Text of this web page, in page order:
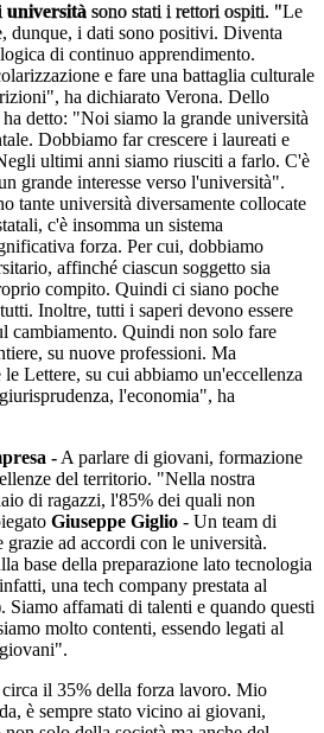
università sono stati i rettori ospiti. "Le
dunque, i dati sono positivi. Diventa
di continuo apprendimento.
e fare una battaglia culturale
ha dichiarato Verona. Dello
detto: "Noi siamo la grande università
Dobbiamo far crescere i laureati e
ultimi anni siamo riusciti a farlo. C'è
grande interesse verso l'università".
tante università diversamente collocate
c'è insomma un sistema
forza. Per cui, dobbiamo
affinché ciascun soggetto sia
compito. Quindi ci siano poche
Inoltre, tutti i saperi devono essere
cambiamento. Quindi non solo fare
su nuove professioni. Ma
Lettere, su cui abbiamo un'eccellenza
l'economia", ha
- A parlare di giovani, formazione
del territorio. "Nella nostra
di ragazzi, l'85% dei quali non
Giuseppe Giglio - Un team di
ad accordi con le università.
base della preparazione lato tecnologia
una tech company prestata al
affamati di talenti e quando questi
molto contenti, essendo legati al
il 35% della forza lavoro. Mio
è sempre stato vicino ai giovani,